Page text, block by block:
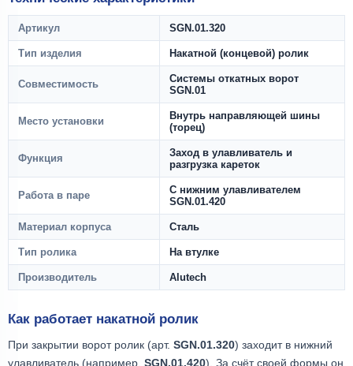
Артикул SGN.01.320
Тип изделия Накатной (концевой) ролик
Совместимость
Системы откатных ворот
SGN.01
Место установки
Внутрь направляющей шины
(торец)
Функция
Заход в улавливатель и
разгрузка кареток
Работа в паре
С нижним улавливателем
SGN.01.420
Материал корпуса Сталь
Тип ролика На втулке
Производитель Alutech
Как работает накатной ролик
При закрытии ворот ролик (арт. SGN.01.320) заходит в нижний
улавливатель (например, SGN.01.420). За счёт своей формы он